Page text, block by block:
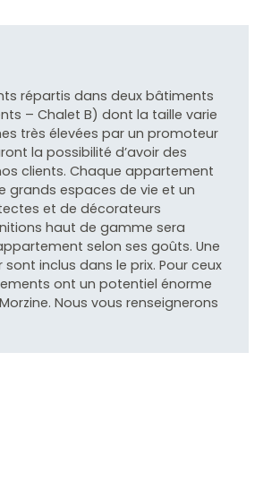
répartis dans deux bâtiments
– Chalet B) dont la taille varie
très élevées par un promoteur
la possibilité d’avoir des
clients. Chaque appartement
grands espaces de vie et un
et de décorateurs
haut de gamme sera
selon ses goûts. Une
inclus dans le prix. Pour ceux
ont un potentiel énorme
Nous vous renseignerons